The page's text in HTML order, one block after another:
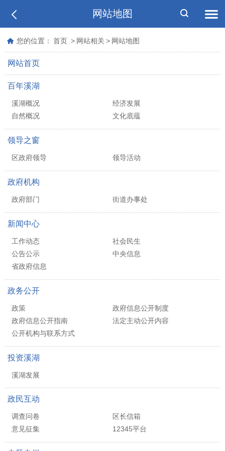
网站地图
您的位置： 首页 > 网站相关 > 网站地图
网站首页
百年溪湖
溪湖概况
经济发展
自然概况
文化底蕴
领导之窗
区政府领导 领导活动
政府机构
政府部门 街道办事处
新闻中心
工作动态
社会民生
公告公示
中央信息
省政府信息
政务公开
政策
政府信息公开制度
政府信息公开指南
法定主动公开内容
公开机构与联系方式
投资溪湖
溪湖发展
政民互动
调查问卷
区长信箱
意见征集
12345平台